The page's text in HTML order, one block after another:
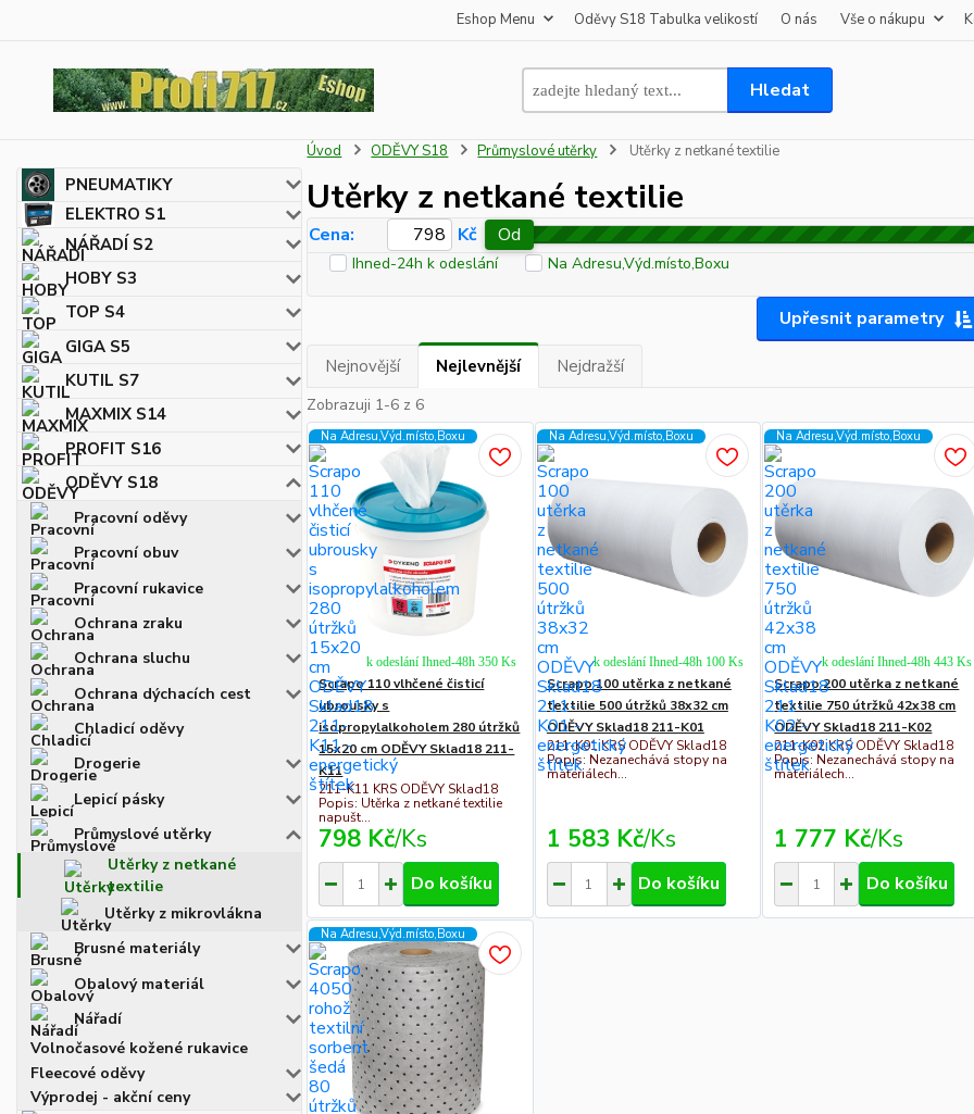
Eshop Menu Oděvy S18 Tabulka velikostí O nás Vše o nákupu
Hledat
PNEUMATIKY
ELEKTRO S1
NÁŘADÍ S2
HOBY S3
TOP S4
GIGA S5
KUTIL S7
MAXMIX S14
PROFIT S16
ODĚVY S18
Pracovní oděvy
Pracovní obuv
Pracovní rukavice
Ochrana zraku
Ochrana sluchu
Ochrana dýchacích cest
Chladicí oděvy
Drogerie
Lepicí pásky
Průmyslové utěrky
Utěrky z netkané
textilie
Utěrky z mikrovlákna
Brusné materiály
Obalový materiál
Nářadí
Volnočasové kožené rukavice
Fleecové oděvy
Výprodej - akční ceny
Úvod ODĚVY S18 Průmyslové utěrky Utěrky z netkané textilie
Utěrky z netkané textilie
Upřesnit parametry
Cena: Kč Od
Ihned-24h k odeslání Na Adresu,Výd.místo,Boxu
Nejnovější Nejlevnější Nejdražší
Zobrazuji 1-6 z 6
Na Adresu,Výd.místo,Boxu
Scrapo 110 vlhčené čisticí
ubrousky s
isopropylalkoholem 280 útržků
15x20 cm ODĚVY Sklad18 211-
K11
211-K11 KRS ODĚVY Sklad18
Popis: Utěrka z netkané textilie
napušt...
798 Kč/Ks
k odeslání Ihned-48h 350 Ks
Do košíku
Na Adresu,Výd.místo,Boxu
Scrapo 100 utěrka z netkané
textilie 500 útržků 38x32 cm
ODĚVY Sklad18 211-K01
211-K01 KRS ODĚVY Sklad18
Popis: Nezanechává stopy na
materiálech...
1 583 Kč/Ks
k odeslání Ihned-48h 100 Ks
Do košíku
Na Adresu,Výd.místo,Boxu
Scrapo 200 utěrka z netkané
textilie 750 útržků 42x38 cm
ODĚVY Sklad18 211-K02
211-K02 KRS ODĚVY Sklad18
Popis: Nezanechává stopy na
materiálech...
1 777 Kč/Ks
k odeslání Ihned-48h 443 Ks
Do košíku
Na Adresu,Výd.místo,Boxu